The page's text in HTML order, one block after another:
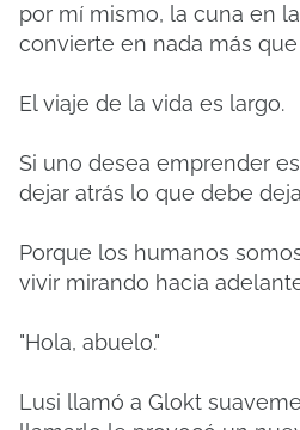
por mí mismo, la cuna en
convierte en nada más
El viaje de la vida es largo.
Si uno desea emprender
dejar atrás lo que debe
Porque los humanos
vivir mirando hacia
"Hola, abuelo."
Lusi llamó a Glokt